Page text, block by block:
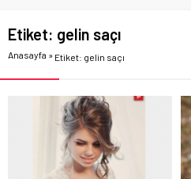
Etiket: gelin saçı
Anasayfa » Etiket: gelin saçı